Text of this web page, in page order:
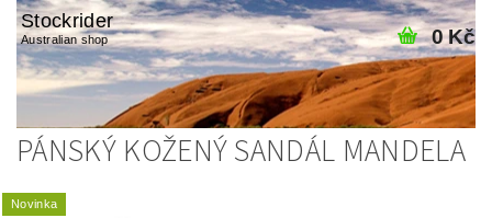
Stockrider
Australian shop 0 Kč
PÁNSKÝ KOŽENÝ SANDÁL MANDELA
Novinka